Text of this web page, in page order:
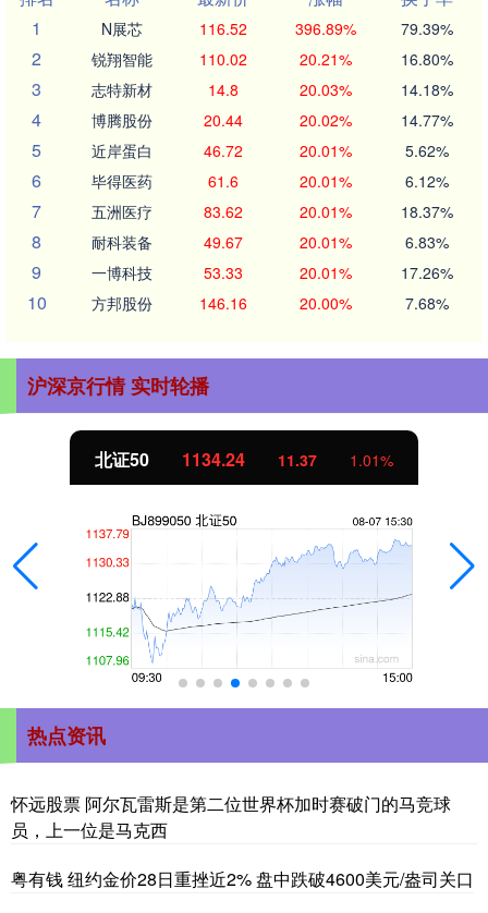
1
N展芯 116.52 396.89% 79.39%
2 锐翔智能 110.02 20.21% 16.80%
3 志特新材 14.8 20.03% 14.18%
4 博腾股份 20.44 20.02% 14.77%
5 近岸蛋白 46.72 20.01% 5.62%
6 毕得医药 61.6 20.01% 6.12%
7 五洲医疗 83.62 20.01% 18.37%
8 耐科装备 49.67 20.01% 6.83%
9 一博科技 53.33 20.01% 17.26%
10 方邦股份 146.16 20.00% 7.68%
沪深京行情 实时轮播
北证50 1134.24 11.37 1.01%
热点资讯
怀远股票 阿尔瓦雷斯是第二位世界杯加时赛破门的马竞球
员，上一位是马克西
粤有钱 纽约金价28日重挫近2% 盘中跌破4600美元/盎司关口